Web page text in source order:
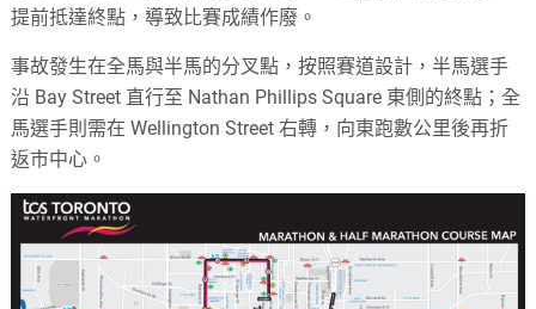
提前抵達終點，導致比賽成績作廢。
事故發生在全馬與半馬的分叉點，按照賽道設計，半馬選手
沿 Bay Street 直行至 Nathan Phillips Square 東側的終點；全
馬選手則需在 Wellington Street 右轉，向東跑數公里後再折
返市中心。